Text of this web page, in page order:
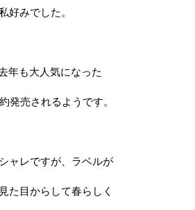
好みでした。
年も大人気になった
発売されるようです。
ャレですが、ラベルが
た目からして春らしく